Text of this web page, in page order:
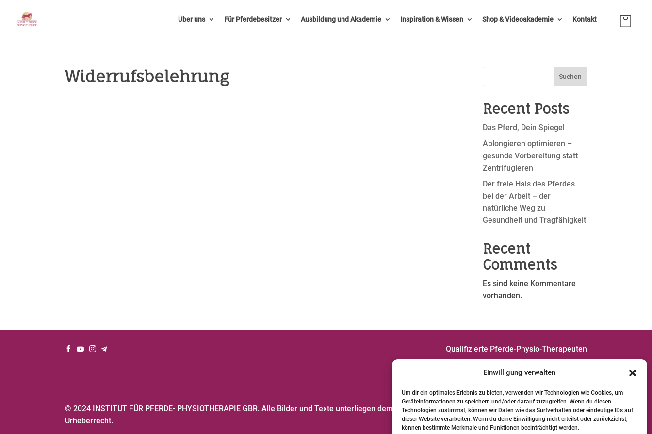
Einwilligung verwalten
Um dir ein optimales Erlebnis zu bieten, verwenden wir Technologien wie Cookies, um
Geräteinformationen zu speichern und/oder darauf zuzugreifen. Wenn du diesen
Technologien zustimmst, können wir Daten wie das Surfverhalten oder eindeutige IDs auf
dieser Website verarbeiten. Wenn du deine Einwilligung nicht erteilst oder zurückziehst,
können bestimmte Merkmale und Funktionen beeinträchtigt werden.
Über uns Für Pferdebesitzer Ausbildung und Akademie Inspiration & Wissen Shop & Videoakademie Kontakt
Widerrufsbelehrung Suchen
Recent Posts
Das Pferd, Dein Spiegel
Ablongieren optimieren –
gesunde Vorbereitung statt
Zentrifugieren
Der freie Hals des Pferdes
bei der Arbeit – der
natürliche Weg zu
Gesundheit und Tragfähigkeit
Recent
Comments
Es sind keine Kommentare
vorhanden.
   
© 2024 INSTITUT FÜR PFERDE- PHYSIOTHERAPIE GBR. Alle Bilder und Texte unterliegen dem
Urheberrecht.
Qualifizierte Pferde-Physio-Therapeuten
Versicherungen für Pferde-Physio-
Tierschutzleitlinien
Datenschutz|Impressum|AGB